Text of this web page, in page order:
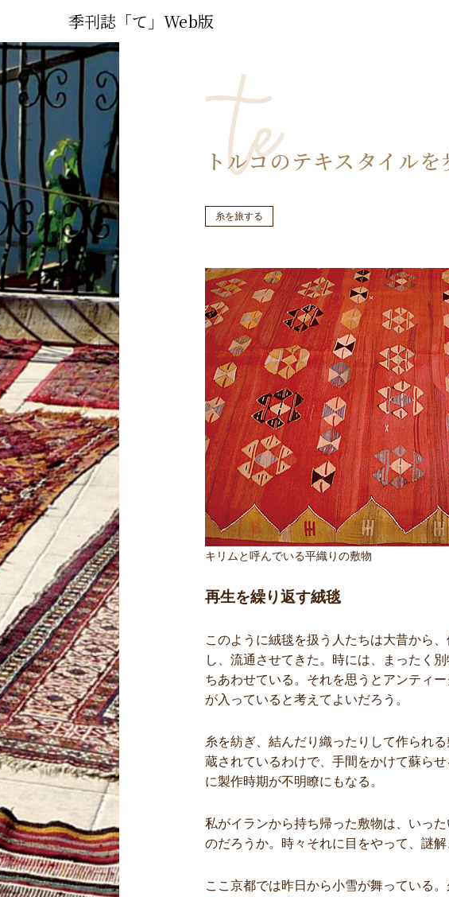
季刊誌「て」Web版
トルコのテキスタイルを
糸を旅する
キリムと呼んでいる平織りの敷物
再生を繰り返す絨毯
このように絨毯を扱う人たちは大昔から
し、流通させてきた。時には、まったく
ちあわせている。それを思うとアンティ
が入っていると考えてよいだろう。
糸を紡ぎ、結んだり織ったりして作られ
蔵されているわけで、手間をかけて蘇ら
に製作時期が不明瞭にもなる。
私がイランから持ち帰った敷物は、いっ
のだろうか。時々それに目をやって、謎解
ここ京都では昨日から小雪が舞っている